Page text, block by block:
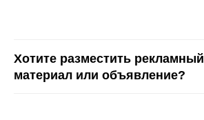
Хотите разместить рекламный
материал или объявление?